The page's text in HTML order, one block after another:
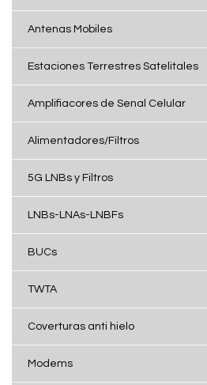
Antenas Mobiles
Estaciones Terrestres Satelitales
Amplifiacores de Senal Celular
Alimentadores/Filtros
5G LNBs y Filtros
LNBs-LNAs-LNBFs
BUCs
TWTA
Coverturas anti hielo
Modems